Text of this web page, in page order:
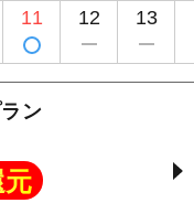
11 12 13
ン